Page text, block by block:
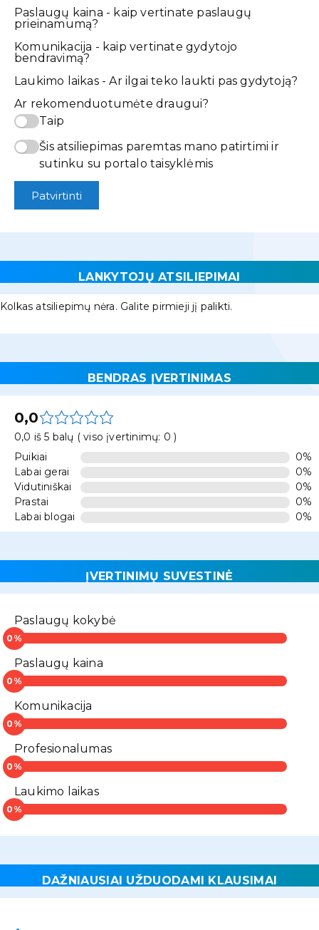
Paslaugų kaina - kaip vertinate paslaugų
prieinamumą?
Komunikacija - kaip vertinate gydytojo
bendravimą?
Laukimo laikas - Ar ilgai teko laukti pas gydytoją?
Ar rekomenduotumėte draugui?
Taip
Šis atsiliepimas paremtas mano patirtimi ir
sutinku su portalo taisyklėmis
Patvirtinti
LANKYTOJŲ ATSILIEPIMAI
Kolkas atsiliepimų nėra. Galite pirmieji jį palikti.
BENDRAS ĮVERTINIMAS
0,0
0,0 iš 5 balų ( viso įvertinimų: 0 )
Puikiai
0%
Labai gerai
0%
Vidutiniškai
0%
Prastai
0%
Labai blogai
0%
ĮVERTINIMŲ SUVESTINĖ
Paslaugų kokybė
Paslaugų kaina
Komunikacija
Profesionalumas
Laukimo laikas
DAŽNIAUSIAI UŽDUODAMI KLAUSIMAI